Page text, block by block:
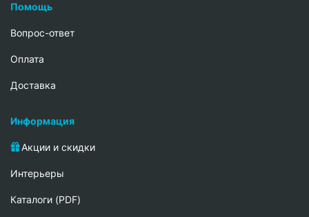
Помощь
Вопрос-ответ
Oплата
Доставка
Информация
Акции и скидки
Интерьеры
Каталоги (PDF)